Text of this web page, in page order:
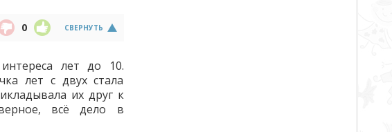
СВЕРНУТЬ
0
лет до 10.
лет с двух стала
их друг к
всё дело в